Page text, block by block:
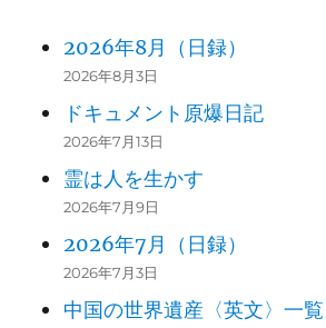
2026年8月（日録）
2026年8月3日
ドキュメント原爆日記
2026年7月13日
霊は人を生かす
2026年7月9日
2026年7月（日録）
2026年7月3日
中国の世界遺産〈英文〉一覧